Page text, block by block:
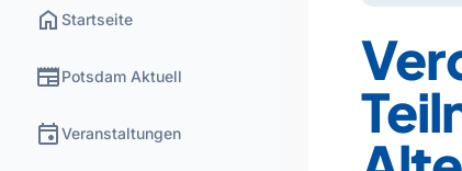
home Startseite
newspaperPotsdam Aktuell
eventVeranstaltungen